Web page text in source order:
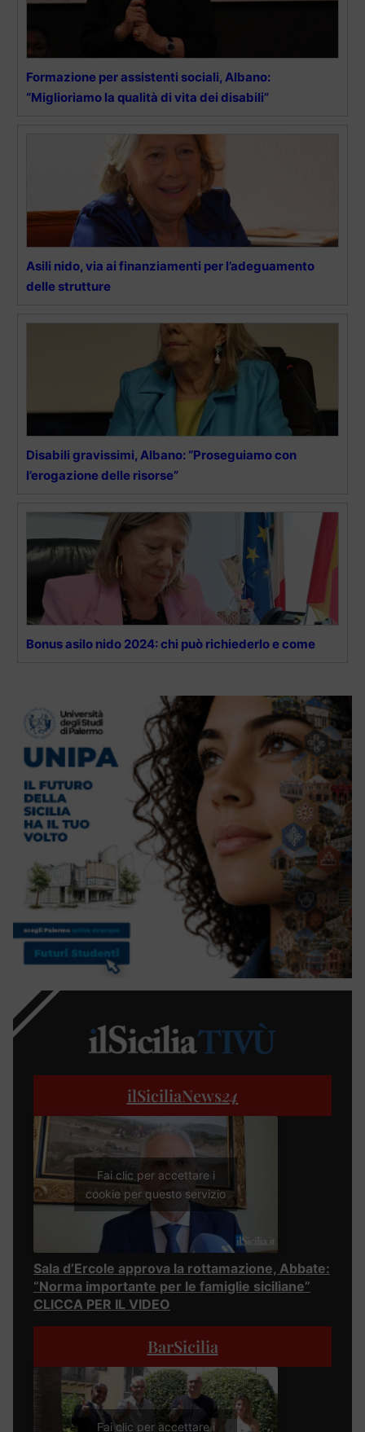
Formazione per assistenti sociali, Albano:
“Miglioriamo la qualità di vita dei disabili”
Asili nido, via ai finanziamenti per l’adeguamento
delle strutture
Disabili gravissimi, Albano: “Proseguiamo con
l’erogazione delle risorse”
Bonus asilo nido 2024: chi può richiederlo e come
ilSiciliaNews24
Fai clic per accettare i
cookie per questo servizio
Sala d’Ercole approva la rottamazione, Abbate:
“Norma importante per le famiglie siciliane”
CLICCA PER IL VIDEO
BarSicilia
Fai clic per accettare i